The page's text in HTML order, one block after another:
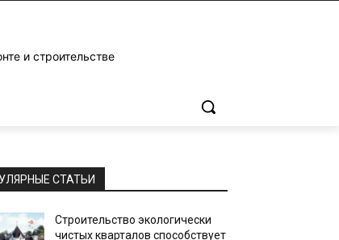
и строительстве
СТАТЬИ
Строительство экологически
чистых кварталов способствует